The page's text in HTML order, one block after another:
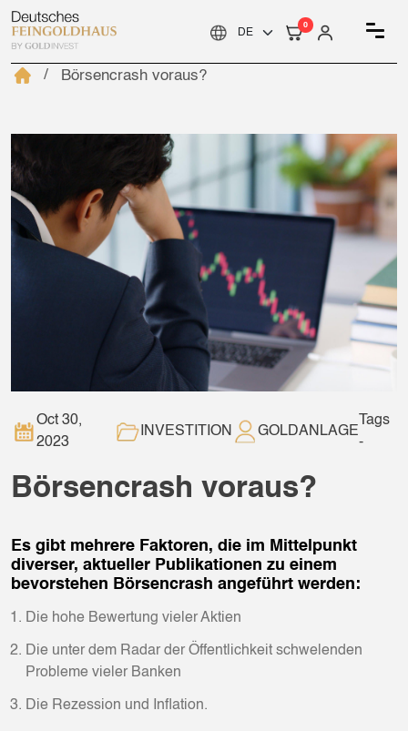
0
Börsencrash voraus?
Oct 30,
2023
INVESTITION GOLDANLAGE
Tags
-
Börsencrash voraus?
Es gibt mehrere Faktoren, die im Mittelpunkt
diverser, aktueller Publikationen zu einem
bevorstehen Börsencrash angeführt werden:
Die hohe Bewertung vieler Aktien
Die unter dem Radar der Öffentlichkeit schwelenden
Probleme vieler Banken
Die Rezession und Inflation.